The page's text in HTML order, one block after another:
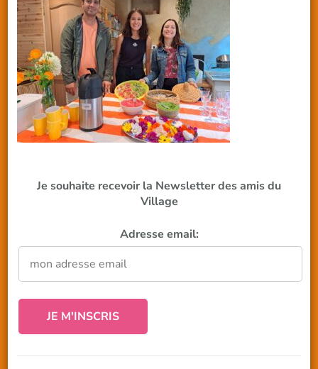
Je souhaite recevoir la Newsletter des amis du
Village
Adresse email: